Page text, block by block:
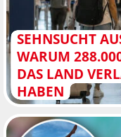
SEHNSUCHT
WARUM
DAS LAND
HABEN